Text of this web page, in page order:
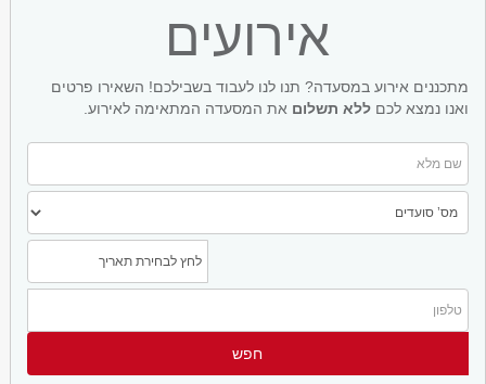
אירועים
מתכננים אירוע במסעדה? תנו לנו לעבוד בשבילכם! השאירו פרטים
ואנו נמצא לכם ללא תשלום את המסעדה המתאימה לאירוע.